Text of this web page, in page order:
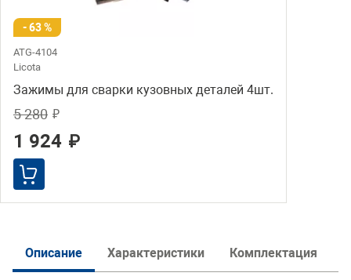
- 63 %
ATG-4104
Licota
Зажимы для сварки кузовных деталей 4шт.
5 280 ₽
1 924 ₽
Описание Характеристики Комплектация